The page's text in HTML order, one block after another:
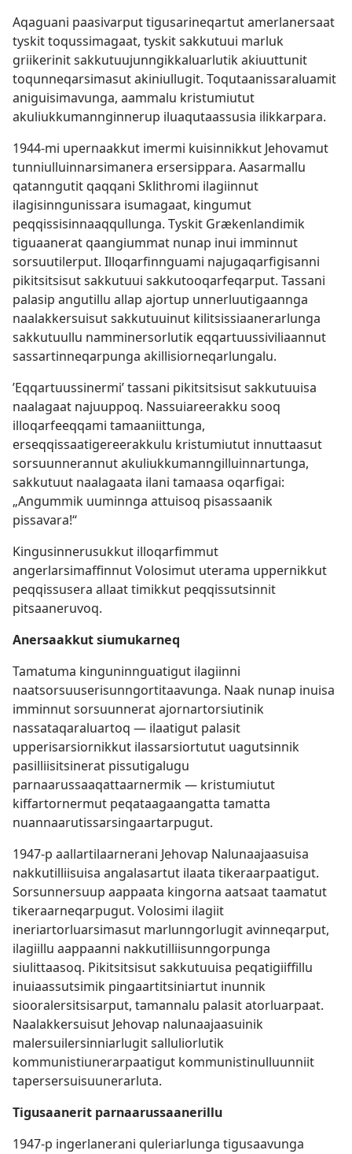
Aqaguani paasivarput tigusarineqartut amerlanersaat
tyskit toqussimagaat, tyskit sakkutuui marluk
griikerinit sakkutuujunngikkaluarlutik akiuuttunit
toqunneqarsimasut akiniullugit. Toqutaanissaraluamit
aniguisimavunga, aammalu kristumiutut
akuliukkumannginnerup iluaqutaassusia ilikkarpara.
1944-mi upernaakkut imermi kuisinnikkut Jehovamut
tunniulluinnarsimanera ersersippara. Aasarmallu
qatanngutit qaqqani Sklithromi ilagiinnut
ilagisinngunissara isumagaat, kingumut
peqqissisinnaaqqullunga. Tyskit Grækenlandimik
tiguaanerat qaangiummat nunap inui imminnut
sorsuutilerput. Illoqarfinnguami najugaqarfigisanni
pikitsitsisut sakkutuui sakkutooqarfeqarput. Tassani
palasip angutillu allap ajortup unnerluutigaannga
naalakkersuisut sakkutuuinut kilitsissiaanerarlunga
sakkutuullu namminersorlutik eqqartuussiviliaannut
sassartinneqarpunga akillisiorneqarlungalu.
’Eqqartuussinermi’ tassani pikitsitsisut sakkutuuisa
naalagaat najuuppoq. Nassuiareerakku sooq
illoqarfeeqqami tamaaniittunga,
erseqqissaatigereerakkulu kristumiutut innuttaasut
sorsuunnerannut akuliukkumanngilluinnartunga,
sakkutuut naalagaata ilani tamaasa oqarfigai:
„Angummik uuminnga attuisoq pisassaanik
pissavara!“
Kingusinnerusukkut illoqarfimmut
angerlarsimaffinnut Volosimut uterama uppernikkut
peqqissusera allaat timikkut peqqissutsinnit
pitsaaneruvoq.
Anersaakkut siumukarneq
Tamatuma kinguninnguatigut ilagiinni
naatsorsuuserisunngortitaavunga. Naak nunap inuisa
imminnut sorsuunnerat ajornartorsiutinik
nassataqaraluartoq — ilaatigut palasit
upperisarsiornikkut ilassarsiortutut uagutsinnik
pasilliisitsinerat pissutigalugu
parnaarussaaqattaarnermik — kristumiutut
kiffartornermut peqataagaangatta tamatta
nuannaarutissarsingaartarpugut.
1947-p aallartilaarnerani Jehovap Nalunaajaasuisa
nakkutilliisuisa angalasartut ilaata tikeraarpaatigut.
Sorsunnersuup aappaata kingorna aatsaat taamatut
tikeraarneqarpugut. Volosimi ilagiit
ineriartorluarsimasut marlunngorlugit avinneqarput,
ilagiillu aappaanni nakkutilliisunngorpunga
siulittaasoq. Pikitsitsisut sakkutuuisa peqatigiiffillu
inuiaassutsimik pingaartitsiniartut inunnik
siooralersitsisarput, tamannalu palasit atorluarpaat.
Naalakkersuisut Jehovap nalunaajaasuinik
malersuilersinniarlugit salluliorlutik
kommunistiunerarpaatigut kommunistinulluunniit
tapersersuisuunerarluta.
Tigusaanerit parnaarussaanerillu
1947-p ingerlanerani quleriarlunga tigusaavunga